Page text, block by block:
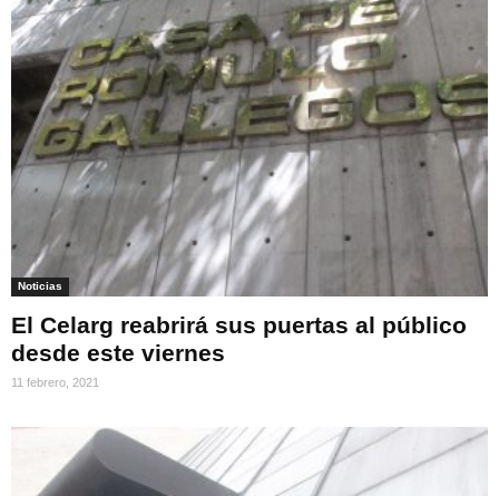
Noticias
El Celarg reabrirá sus puertas al público
desde este viernes
11 febrero, 2021